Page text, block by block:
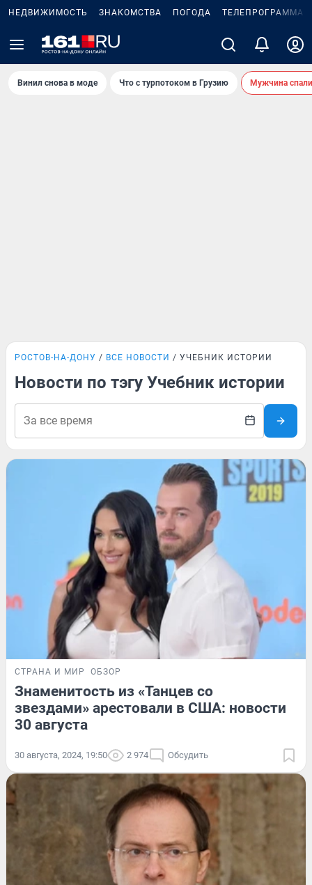
НЕДВИЖИМОСТЬ ЗНАКОМСТВА ПОГОДА ТЕЛЕПРОГРАММА
Винил снова в моде Что с турпотоком в Грузию Мужчина
РОСТОВ-НА-ДОНУ ВСЕ НОВОСТИ УЧЕБНИК ИСТОРИИ
Новости по тэгу Учебник истории
СТРАНА И МИР ОБЗОР
Знаменитость из «Танцев со
звездами» арестовали в США: новости
30 августа
30 августа, 2024, 19:50 2 974 Обсудить